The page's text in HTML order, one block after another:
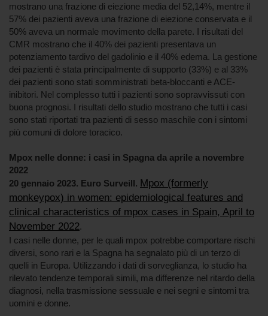
mostrano una frazione di eiezione media del 52,14%, mentre il
57% dei pazienti aveva una frazione di eiezione conservata e il
50% aveva un normale movimento della parete. I risultati del
CMR mostrano che il 40% dei pazienti presentava un
potenziamento tardivo del gadolinio e il 40% edema. La gestione
dei pazienti è stata principalmente di supporto (33%) e al 33%
dei pazienti sono stati somministrati beta-bloccanti e ACE-
inibitori. Nel complesso tutti i pazienti sono sopravvissuti con
buona prognosi. I risultati dello studio mostrano che tutti i casi
sono stati riportati tra pazienti di sesso maschile con i sintomi
più comuni di dolore toracico.
Mpox nelle donne: i casi in Spagna da aprile a novembre
2022
20 gennaio 2023. Euro Surveill. Mpox (formerly
monkeypox) in women: epidemiological features and
clinical characteristics of mpox cases in Spain, April to
November 2022.
I casi nelle donne, per le quali mpox potrebbe comportare rischi
diversi, sono rari e la Spagna ha segnalato più di un terzo di
quelli in Europa. Utilizzando i dati di sorveglianza, lo studio ha
rilevato tendenze temporali simili, ma differenze nel ritardo della
diagnosi, nella trasmissione sessuale e nei segni e sintomi tra
uomini e donne.